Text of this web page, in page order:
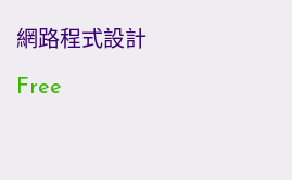
網路程式設計
Free